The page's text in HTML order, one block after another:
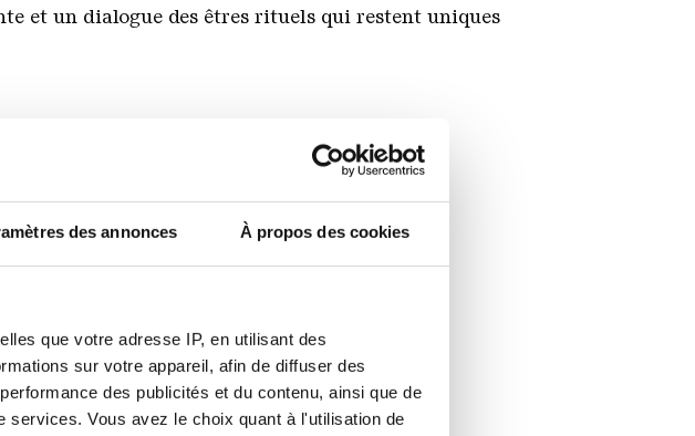
des annonces À propos des cookies
que votre adresse IP, en utilisant des
sur votre appareil, afin de diffuser des
des publicités et du contenu, ainsi que de
services. Vous avez le choix quant à l'utilisation de
et un dialogue des êtres rituels qui restent uniques